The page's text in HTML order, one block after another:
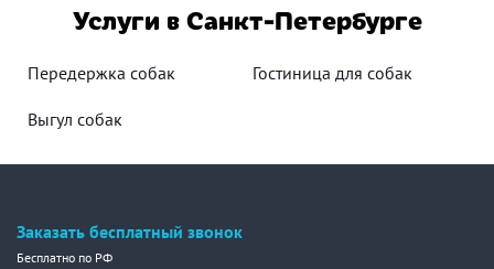
Услуги в Санкт-Петербурге
Передержка собак Гостиница для собак
Выгул собак
Заказать бесплатный звонок
Бесплатно по РФ